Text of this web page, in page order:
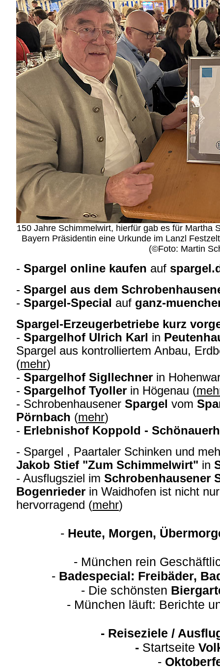
150 Jahre Schimmelwirt, hierfür gab es für Martha
Bayern Präsidentin eine Urkunde im Lanzl
(©Foto: Martin
- Spargel online kaufen auf
- Spargel aus dem
- Spargel-Special auf ganz-
Spargel-Erzeugerbetriebe kurz
- Spargelhof Ulrich Karl in
Spargel aus kontrolliertem Anbau,
(mehr)
- Spargelhof Sigllechner in
- Spargelhof Tyoller in Högenau (
- Schrobenhausener Spargel vom
Pörnbach (mehr)
- Erlebnishof Koppold -
- Spargel , Paartaler Schinken und
Jakob Stief "Zum Schimmelwirt" in
- Ausflugsziel im Schrobenhausener
Bogenrieder in Waidhofen ist nicht
hervorragend (mehr)
- Heute, Morgen,
- München rein
- Badespecial: Freibäder,
- Die schönsten
- München läuft: Berichte
- Reiseziele /
- Startseite
-